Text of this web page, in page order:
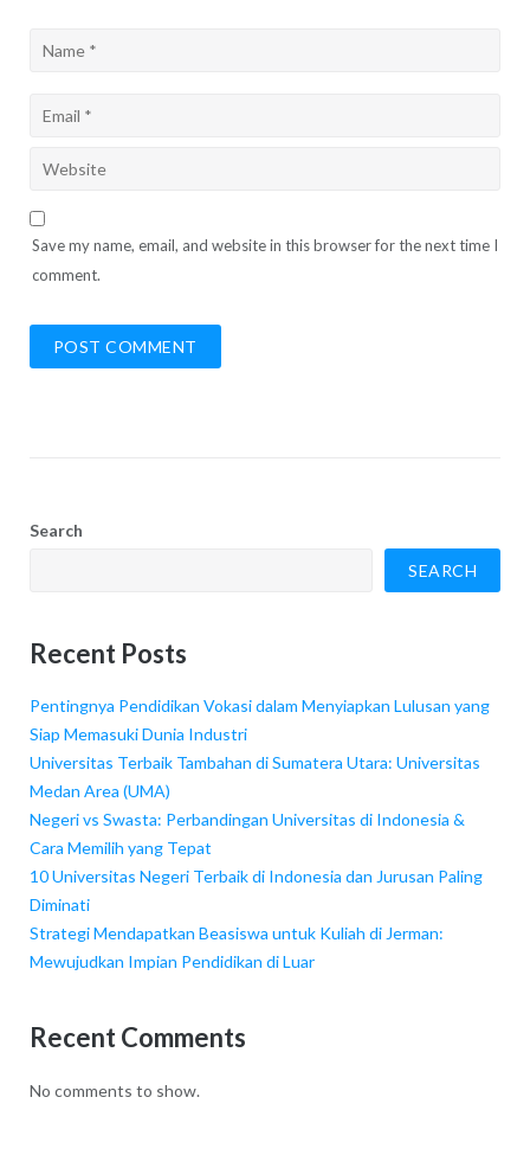
Save my name, email, and website in this browser for the next time I
comment.
Search
SEARCH
Recent Posts
Pentingnya Pendidikan Vokasi dalam Menyiapkan Lulusan yang
Siap Memasuki Dunia Industri
Universitas Terbaik Tambahan di Sumatera Utara: Universitas
Medan Area (UMA)
Negeri vs Swasta: Perbandingan Universitas di Indonesia &
Cara Memilih yang Tepat
10 Universitas Negeri Terbaik di Indonesia dan Jurusan Paling
Diminati
Strategi Mendapatkan Beasiswa untuk Kuliah di Jerman:
Mewujudkan Impian Pendidikan di Luar
Recent Comments
No comments to show.